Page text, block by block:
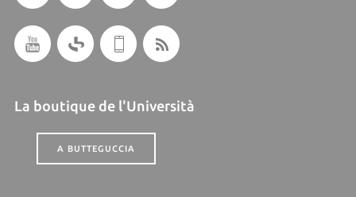
La boutique de l'Università
A BUTTEGUCCIA